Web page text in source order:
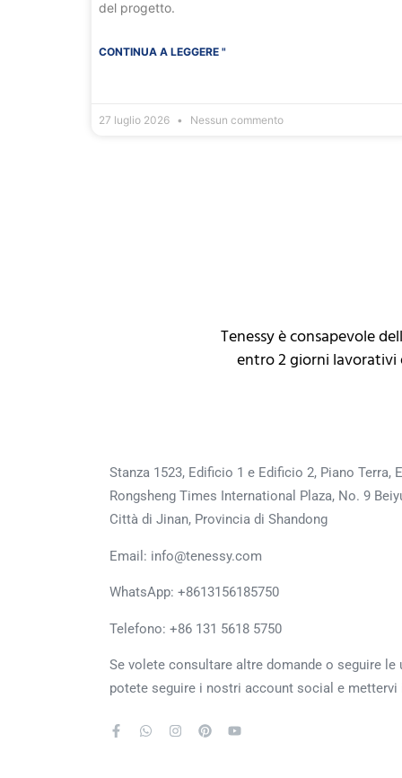
del progetto.
CONTINUA A LEGGERE "
27 luglio 2026 Nessun commento
Tenessy è consapevole
entro 2 giorni lavorativi
Stanza 1523, Edificio 1 e Edificio 2, Piano Terra,
Rongsheng Times International Plaza, No. 9
Città di Jinan, Provincia di Shandong
Email: info@tenessy.com
WhatsApp: +8613156185750
Telefono: +86 131 5618 5750
Se volete consultare altre domande o seguire le
potete seguire i nostri account social e